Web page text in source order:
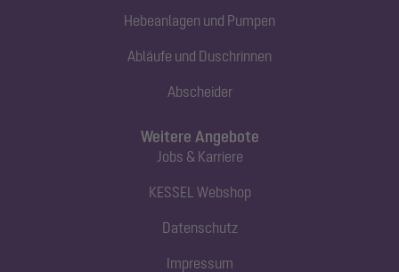
Hebeanlagen und Pumpen
Abläufe und Duschrinnen
Abscheider
Weitere Angebote
Jobs & Karriere
KESSEL Webshop
Datenschutz
Impressum